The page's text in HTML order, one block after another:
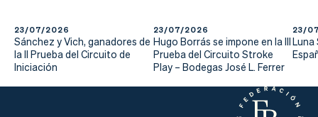
23/07/2026
Sánchez y Vich, ganadores de
la II Prueba del Circuito de
Iniciación
23/07/2026
Hugo Borrás se impone en la III
Prueba del Circuito Stroke
Play – Bodegas José L. Ferrer
23/
Luna